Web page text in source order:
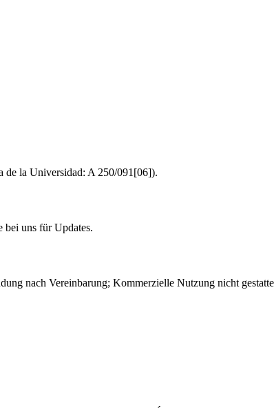
de la Universidad: A 250/091[06]).
bei uns für Updates.
nach Vereinbarung; Kommerzielle Nutzung nicht